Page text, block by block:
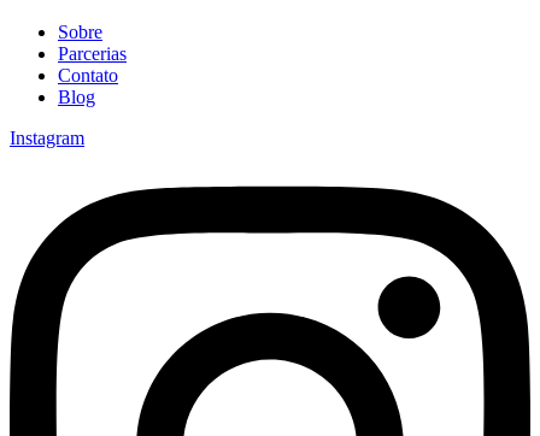
Sobre
Parcerias
Contato
Blog
Instagram